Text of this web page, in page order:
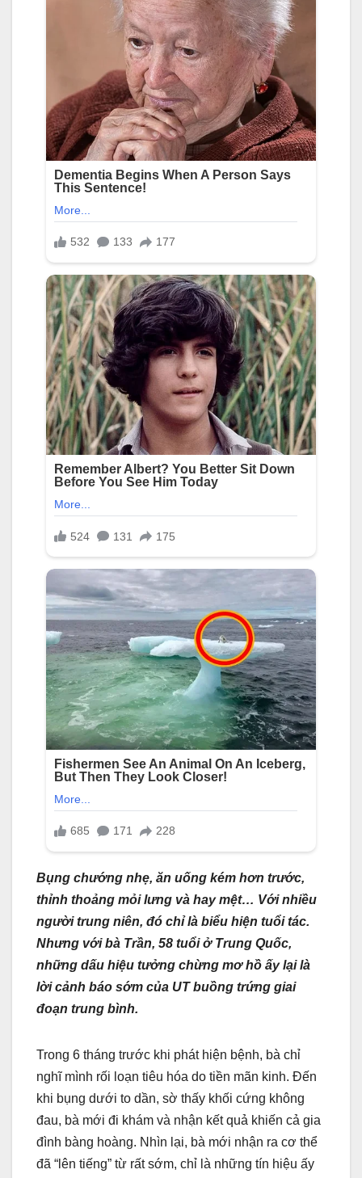
Bụng chướng nhẹ, ăn uống kém hơn trước,
thỉnh thoảng mỏi lưng và hay mệt… Với nhiều
người trung niên, đó chỉ là biểu hiện tuổi tác.
Nhưng với bà Trần, 58 tuổi ở Trung Quốc,
những dấu hiệu tưởng chừng mơ hồ ấy lại là
lời cảnh báo sớm của UT buồng trứng giai
đoạn trung bình.
Trong 6 tháng trước khi phát hiện bệnh, bà chỉ
nghĩ mình rối loạn tiêu hóa do tiền mãn kinh. Đến
khi bụng dưới to dần, sờ thấy khối cứng không
đau, bà mới đi khám và nhận kết quả khiến cả gia
đình bàng hoàng. Nhìn lại, bà mới nhận ra cơ thể
đã “lên tiếng” từ rất sớm, chỉ là những tín hiệu ấy